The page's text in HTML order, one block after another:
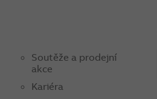
Soutěže a prodejní
akce
Kariéra